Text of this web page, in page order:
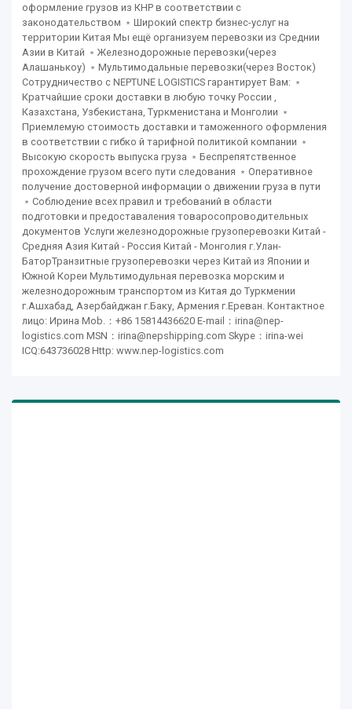
оформление грузов из КНР в соответствии с
законодательством ﹡Широкий спектр бизнес-услуг на
территории Китая Мы ещё организуем перевозки из Среднии
Азии в Китай ﹡Железнодорожные перевозки(через
Алашанькоу) ﹡Мультимодальные перевозки(через Восток)
Сотрудничество с NEPTUNE LOGISTICS гарантирует Вам: ﹡
Кратчайшие сроки доставки в любую точку России ,
Казахстана, Узбекистана, Туркменистана и Монголии ﹡
Приемлемую стоимость доставки и таможенного оформления
в соответствии с гибко й тарифной политикой компании ﹡
Высокую скорость выпуска груза ﹡Беспрепятственное
прохождение грузом всего пути следования ﹡Оперативное
получение достоверной информации о движении груза в пути
﹡Соблюдение всех правил и требований в области
подготовки и предоставаления товаросопроводительных
документов Услуги железнодорожные грузоперевозки Китай -
Средняя Азия Китай - Россия Китай - Монголия г.Улан-
БаторТранзитные грузоперевозки через Китай из Японии и
Южной Кореи Мультимодульная перевозка морским и
железнодорожным транспортом из Китая до Туркмении
г.Ашхабад, Азербайджан г.Баку, Армения г.Ереван. Контактное
лицо: Ирина Mob.：+86 15814436620 E-mail：irina@nep-
logistics.com MSN：irina@nepshipping.com Skype：irina-wei
ICQ:643736028 Http: www.nep-logistics.com